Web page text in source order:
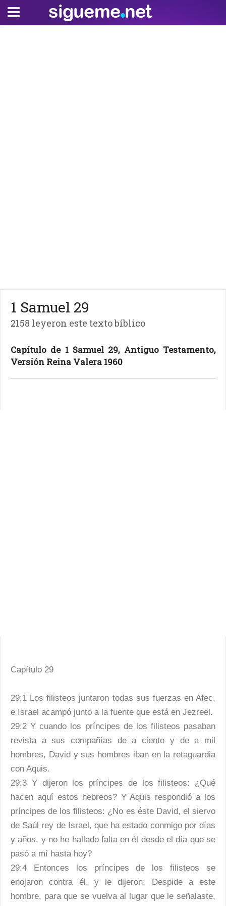
1 Samuel 29
2158 leyeron este texto bíblico
Capítulo de 1 Samuel 29, Antiguo Testamento,
Versión Reina Valera 1960
Capítulo 29
29:1 Los filisteos juntaron todas sus fuerzas en Afec,
e Israel acampó junto a la fuente que está en Jezreel.
29:2 Y cuando los príncipes de los filisteos pasaban
revista a sus compañías de a ciento y de a mil
hombres, David y sus hombres iban en la retaguardia
con Aquis.
29:3 Y dijeron los príncipes de los filisteos: ¿Qué
hacen aquí estos hebreos? Y Aquis respondió a los
príncipes de los filisteos: ¿No es éste David, el siervo
de Saúl rey de Israel, que ha estado conmigo por días
y años, y no he hallado falta en él desde el día que se
pasó a mí hasta hoy?
29:4 Entonces los príncipes de los filisteos se
enojaron contra él, y le dijeron: Despide a este
hombre, para que se vuelva al lugar que le señalaste,